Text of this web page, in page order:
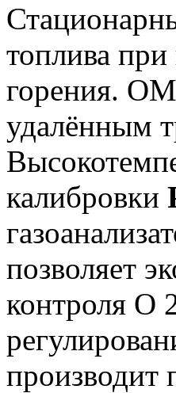
топлива
горения.
удалённым
калибровки
позволяет
контроля О
производит